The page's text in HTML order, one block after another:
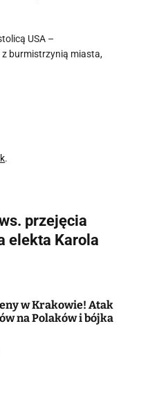
USA –
z burmistrzynią miasta,
.
przejęcia
elekta Karola
w Krakowie! Atak
na Polaków i bójka